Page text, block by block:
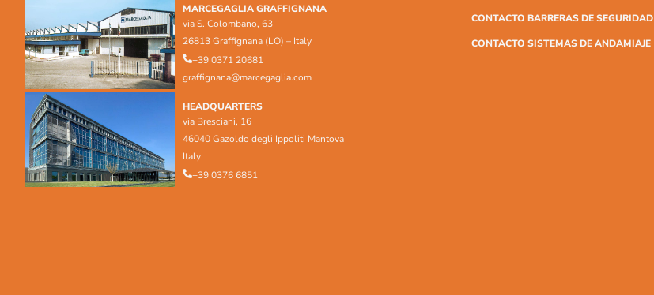
MARCEGAGLIA GRAFFIGNANA
via S. Colombano, 63
26813 Graffignana (LO) – Italy
+39 0371 20681
graffignana@marcegaglia.com
HEADQUARTERS
via Bresciani, 16
46040 Gazoldo degli Ippoliti Mantova
Italy
+39 0376 6851
CONTACTO BARRERAS DE SEGURIDAD
CONTACTO SISTEMAS DE ANDAMIAJE